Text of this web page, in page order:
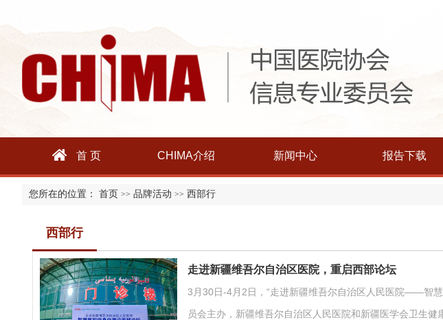
首 页 CHIMA介绍 新闻中心 报告下载
您所在的位置： 首页 >> 品牌活动 >> 西部行
西部行
走进新疆维吾尔自治区医院，重启西部论坛
3月30日-4月2日，“走进新疆维吾尔自治区人民医院——智
员会主办，新疆维吾尔自治区人民医院和新疆医学会卫生